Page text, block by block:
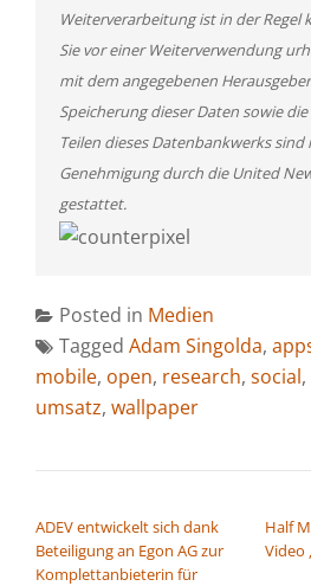
Weiterverarbeitung ist in der Regel
Sie vor einer Weiterverwendung
mit dem angegebenen
Speicherung dieser Daten sowie
Teilen dieses Datenbankwerks
Genehmigung durch die United
gestattet.
Posted in Medien
Tagged Adam Singolda,
mobile, open, research, social,
umsatz, wallpaper
ADEV entwickelt sich dank
Beteiligung an Egon AG zur
Komplettanbieterin für
Half
Video